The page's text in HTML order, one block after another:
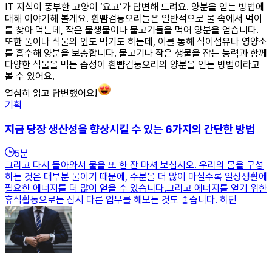
IT 지식이 풍부한 고양이 ‘요고’가 답변해 드려요. 양분을 얻는 방법에
대해 이야기해 볼게요. 흰뺨검둥오리들은 일반적으로 물 속에서 먹이
를 찾아 먹는데, 작은 물생물이나 물고기들을 먹어 양분을 얻습니다.
또한 풀이나 식물의 잎도 먹기도 하는데, 이를 통해 식이섬유나 영양소
를 흡수해 양분을 보충합니다. 물고기나 작은 생물을 잡는 능력과 함께
다양한 식물을 먹는 습성이 흰뺨검둥오리의 양분을 얻는 방법이라고
볼 수 있어요.
열심히 읽고 답변했어요!
기획
지금 당장 생산성을 향상시킬 수 있는 6가지의 간단한 방법
5분
그리고 다시 돌아와서 물을 또 한 잔 마셔 보십시오. 우리의 몸을 구성
하는 것은 대부분 물이기 때문에, 수분을 더 많이 마실수록 일상생활에
필요한 에너지를 더 많이 얻을 수 있습니다.그리고 에너지를 얻기 위한
휴식활동으로는 잠시 다른 업무를 해보는 것도 좋습니다. 하던